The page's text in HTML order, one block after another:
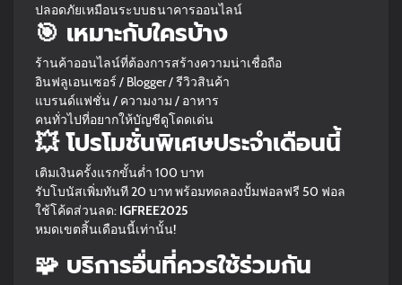
ปลอดภัยเหมือนระบบธนาคารออนไลน์
🎯 เหมาะกับใครบ้าง
ร้านค้าออนไลน์ที่ต้องการสร้างความน่าเชื่อถือ
อินฟลูเอนเซอร์ / Blogger / รีวิวสินค้า
แบรนด์แฟชั่น / ความงาม / อาหาร
คนทั่วไปที่อยากให้บัญชีดูโดดเด่น
💥 โปรโมชั่นพิเศษประจำเดือนนี้
เติมเงินครั้งแรกขั้นต่ำ 100 บาท
รับโบนัสเพิ่มทันที 20 บาท พร้อมทดลองปั้มฟอลฟรี 50 ฟอล
ใช้โค้ดส่วนลด: IGFREE2025
หมดเขตสิ้นเดือนนี้เท่านั้น!
🧩 บริการอื่นที่ควรใช้ร่วมกัน